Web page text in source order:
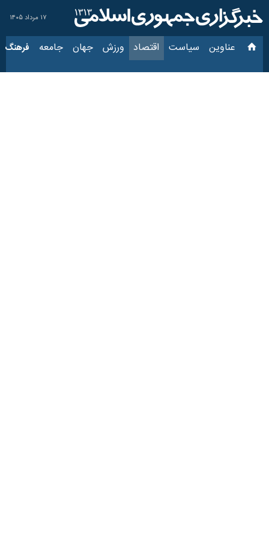
۱۷ مرداد ۱۴۰۵
عناوین‌ سیاست اقتصاد ورزش جهان جامعه فرهنگ